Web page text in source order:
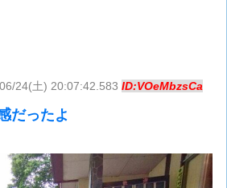
24(土) 20:07:42.583 ID:VOeMbzsCa
だったよ